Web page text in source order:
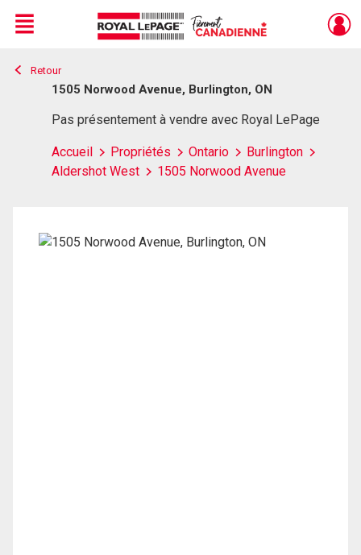
Live
En Direct
Menu
Retour
1505 Norwood Avenue, Burlington, ON
Pas présentement à vendre avec Royal LePage
Accueil Propriétés Ontario
Burlington
Aldershot West
1505 Norwood Avenue